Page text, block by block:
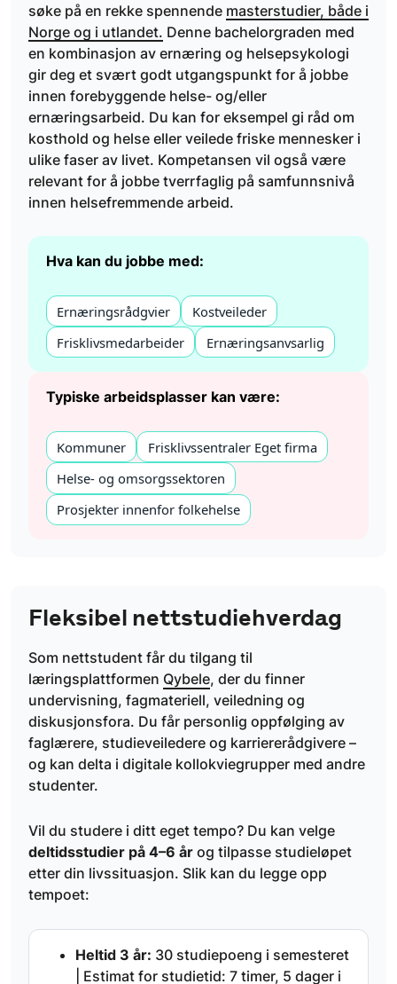
søke på en rekke spennende masterstudier, både i
Norge og i utlandet. Denne bachelorgraden med
en kombinasjon av ernæring og helsepsykologi
gir deg et svært godt utgangspunkt for å jobbe
innen forebyggende helse- og/eller
ernæringsarbeid. Du kan for eksempel gi råd om
kosthold og helse eller veilede friske mennesker i
ulike faser av livet. Kompetansen vil også være
relevant for å jobbe tverrfaglig på samfunnsnivå
innen helsefremmende arbeid.
Hva kan du jobbe med:
Ernæringsrådgvier
Kostveileder
Frisklivsmedarbeider
Ernæringsanvsarlig
Typiske arbeidsplasser kan være:
Kommuner
Frisklivssentraler Eget firma
Helse- og omsorgssektoren
Prosjekter innenfor folkehelse
Fleksibel nettstudiehverdag
Som nettstudent får du tilgang til
læringsplattformen Qybele, der du finner
undervisning, fagmateriell, veiledning og
diskusjonsfora. Du får personlig oppfølging av
faglærere, studieveiledere og karriererådgivere –
og kan delta i digitale kollokviegrupper med andre
studenter.
Vil du studere i ditt eget tempo? Du kan velge
deltidsstudier på 4–6 år og tilpasse studieløpet
etter din livssituasjon. Slik kan du legge opp
tempoet:
Heltid 3 år: 30 studiepoeng i semesteret
| Estimat for studietid: 7 timer, 5 dager i